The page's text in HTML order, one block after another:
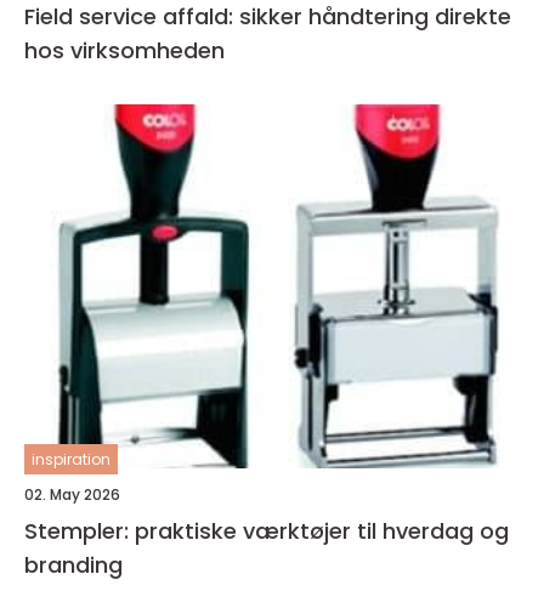
Field service affald: sikker håndtering direkte
hos virksomheden
inspiration
02. May 2026
Stempler: praktiske værktøjer til hverdag og
branding